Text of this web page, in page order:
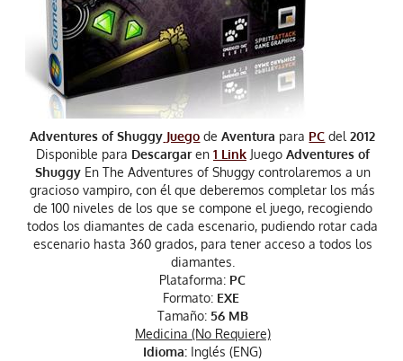
Adventures of Shuggy Juego deAventura para PC del2012
Disponible para Descargaren 1 LinkJuego Adventures of
ShuggyEn The Adventures of Shuggy controlaremos a un
gracioso vampiro, con él que deberemos completar los más
de 100 niveles de los que se compone el juego, recogiendo
todos los diamantes de cada escenario, pudiendo rotar cada
escenario hasta 360 grados, para tener acceso a todos los
diamantes.
Plataforma: PC
Formato: EXE
Tamaño:56 MB
Medicina (No Requiere)
Idioma: Inglés (ENG)